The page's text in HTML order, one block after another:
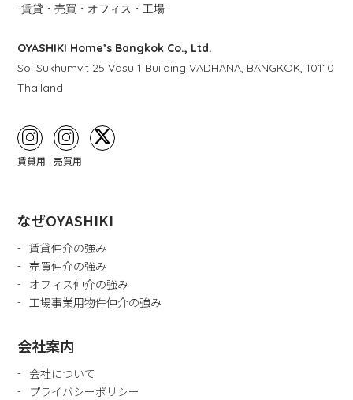
-賃貸・売買・オフィス・工場-
OYASHIKI Home’s Bangkok Co., Ltd.
Soi Sukhumvit 25 Vasu 1 Building VADHANA, BANGKOK, 10110
Thailand
賃貸用 売買用
なぜOYASHIKI
賃貸仲介の強み
売買仲介の強み
オフィス仲介の強み
工場事業用物件仲介の強み
会社案内
会社について
プライバシーポリシー